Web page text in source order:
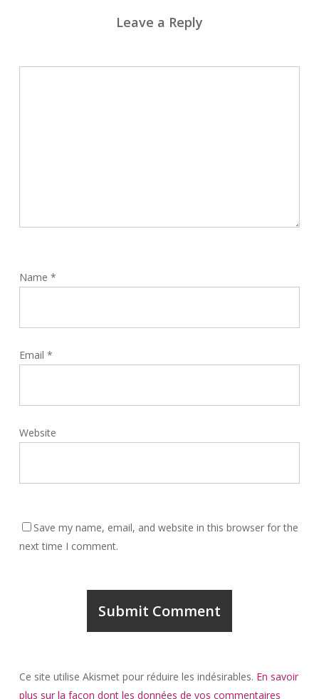
Leave a Reply
Name *
Email *
Website
Save my name, email, and website in this browser for the
next time I comment.
Ce site utilise Akismet pour réduire les indésirables. En savoir
plus sur la façon dont les données de vos commentaires